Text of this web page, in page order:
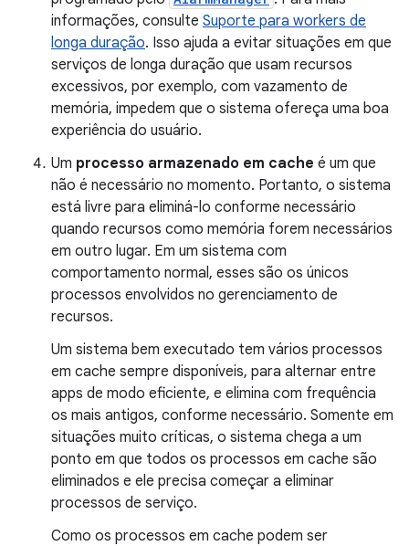
informações, consulte Suporte para workers de
longa duração. Isso ajuda a evitar situações em que
serviços de longa duração que usam recursos
excessivos, por exemplo, com vazamento de
memória, impedem que o sistema ofereça uma boa
experiência do usuário.
Um processo armazenado em cache é um que
não é necessário no momento. Portanto, o sistema
está livre para eliminá-lo conforme necessário
quando recursos como memória forem necessários
em outro lugar. Em um sistema com
comportamento normal, esses são os únicos
processos envolvidos no gerenciamento de
recursos.
Um sistema bem executado tem vários processos
em cache sempre disponíveis, para alternar entre
apps de modo eficiente, e elimina com frequência
os mais antigos, conforme necessário. Somente em
situações muito críticas, o sistema chega a um
ponto em que todos os processos em cache são
eliminados e ele precisa começar a eliminar
processos de serviço.
Como os processos em cache podem ser